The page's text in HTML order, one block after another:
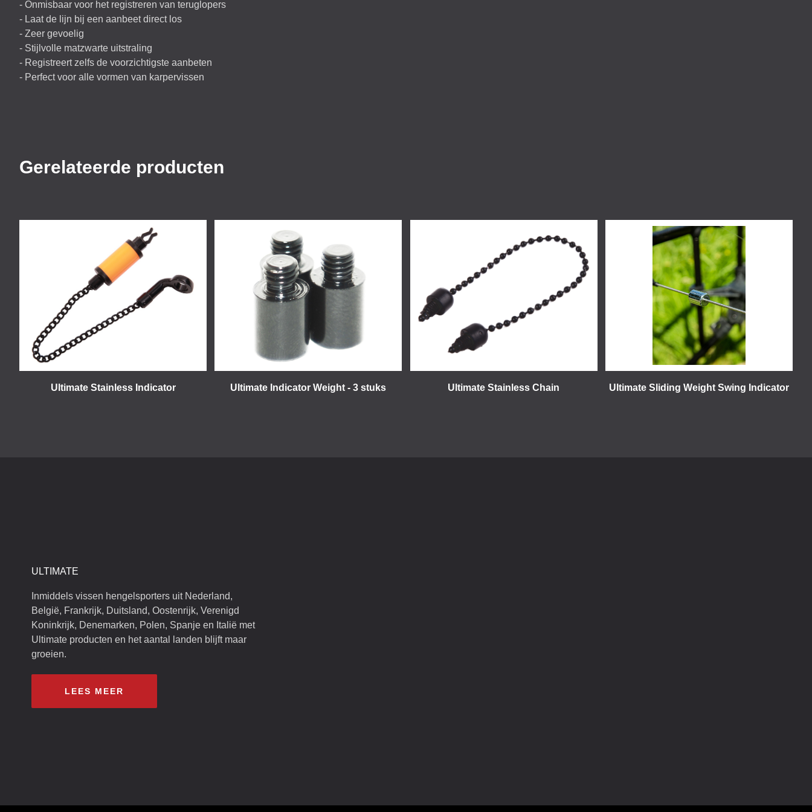
- Onmisbaar voor het registreren van teruglopers
- Laat de lijn bij een aanbeet direct los
- Zeer gevoelig
- Stijlvolle matzwarte uitstraling
- Registreert zelfs de voorzichtigste aanbeten
- Perfect voor alle vormen van karpervissen
Gerelateerde producten
Ultimate Stainless Indicator Ultimate Indicator Weight - 3 stuks Ultimate Stainless Chain Ultimate Sliding Weight Swing Indicator
ULTIMATE
Inmiddels vissen hengelsporters uit Nederland,
België, Frankrijk, Duitsland, Oostenrijk, Verenigd
Koninkrijk, Denemarken, Polen, Spanje en Italië met
Ultimate producten en het aantal landen blijft maar
groeien.
LEES MEER